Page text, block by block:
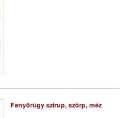
Fenyőrügy szirup, szörp, méz